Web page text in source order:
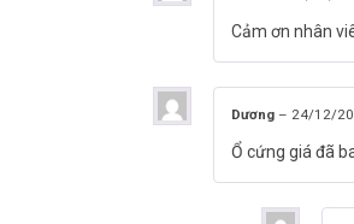
Cảm ơn nhân
Dương – 24/12/
Ổ cứng giá đã